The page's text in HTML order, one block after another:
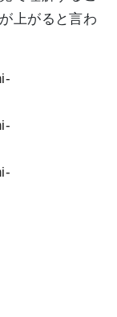
上がると言わ